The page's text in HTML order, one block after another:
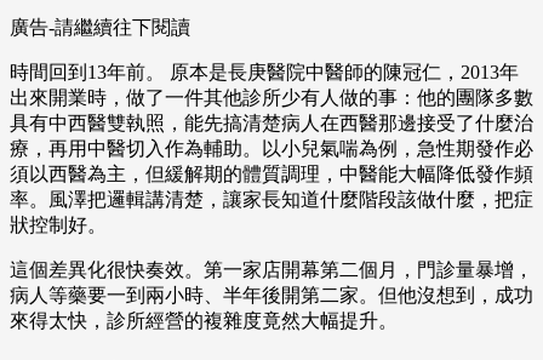
廣告-請繼續往下閱讀
時間回到13年前。 原本是長庚醫院中醫師的陳冠仁，2013年
出來開業時，做了一件其他診所少有人做的事：他的團隊多數
具有中西醫雙執照，能先搞清楚病人在西醫那邊接受了什麼治
療，再用中醫切入作為輔助。以小兒氣喘為例，急性期發作必
須以西醫為主，但緩解期的體質調理，中醫能大幅降低發作頻
率。風澤把邏輯講清楚，讓家長知道什麼階段該做什麼，把症
狀控制好。
這個差異化很快奏效。第一家店開幕第二個月，門診量暴增，
病人等藥要一到兩小時、半年後開第二家。但他沒想到，成功
來得太快，診所經營的複雜度竟然大幅提升。